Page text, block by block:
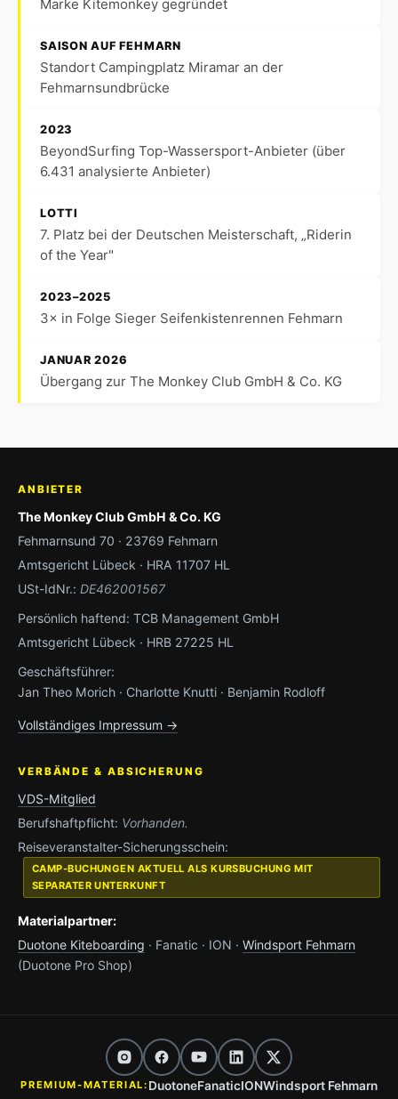
Marke Kitemonkey gegründet
SAISON AUF FEHMARN
Standort Campingplatz Miramar an der
Fehmarnsundbrücke
2023
BeyondSurfing Top-Wassersport-Anbieter (über
6.431 analysierte Anbieter)
LOTTI
7. Platz bei der Deutschen Meisterschaft, „Riderin
of the Year"
2023–2025
3× in Folge Sieger Seifenkistenrennen Fehmarn
JANUAR 2026
Übergang zur The Monkey Club GmbH & Co. KG
ANBIETER
The Monkey Club GmbH & Co. KG
Fehmarnsund 70 · 23769 Fehmarn
Amtsgericht Lübeck · HRA 11707 HL
USt-IdNr.: DE462001567
Persönlich haftend: TCB Management GmbH
Amtsgericht Lübeck · HRB 27225 HL
Geschäftsführer:
Jan Theo Morich · Charlotte Knutti · Benjamin Rodloff
Vollständiges Impressum →
VERBÄNDE & ABSICHERUNG
VDS-Mitglied
Berufshaftpflicht: Vorhanden.
Reiseveranstalter-Sicherungsschein:
CAMP-BUCHUNGEN AKTUELL ALS KURSBUCHUNG MIT
SEPARATER UNTERKUNFT
Materialpartner:
Duotone Kiteboarding · Fanatic · ION · Windsport Fehmarn
(Duotone Pro Shop)
PREMIUM-MATERIAL: DuotoneFanaticIONWindsport Fehmarn